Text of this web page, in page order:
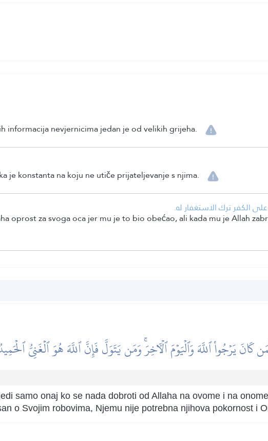
informacija nevjernicima jedan je od velikih grijeha.
je konstanta na koju ne utiče prijateljevanje s njima.
الكفر ترك الاستغفار له.
oprost za svoga oca jer mu je to bio obećao, ali kada mu je Allah
يَرۡجُواْ ٱللَّهَ وَٱلۡيَوۡمَ ٱلۡأٓخِرَۚ وَمَن يَتَوَلَّ فَإِنَّ ٱللَّهَ هُوَ ٱلۡغَنِيُّ
samo onaj ko se nada dobroti od Allaha na ovome i na
o Svojim robovima, Njemu nije potrebna njihova pokornost i